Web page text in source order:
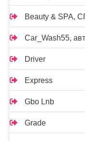
Beauty & SPA,
Car_Wash55,
Driver
Express
Gbo Lnb
Grade